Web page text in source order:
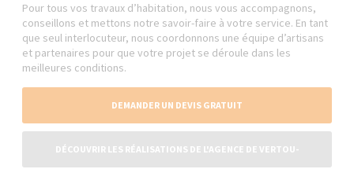
Pour tous vos travaux d’habitation, nous vous accompagnons,
conseillons et mettons notre savoir-faire à votre service. En tant
que seul interlocuteur, nous coordonnons une équipe d’artisans
et partenaires pour que votre projet se déroule dans les
meilleures conditions.
DEMANDER UN DEVIS GRATUIT
DÉCOUVRIR LES RÉALISATIONS DE L'AGENCE DE VERTOU-